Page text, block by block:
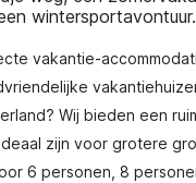
wintersportavontuur.
vakantie-
Wij bieden een
zijn voor grotere
6 personen, 8